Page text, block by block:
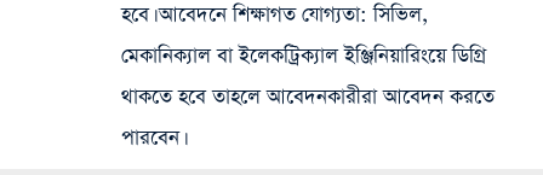
হবে। আবেদনে শিক্ষাগত যোগ্যতা: সিভিল,
মেকানিক্যাল বা ইলেকট্রিক্যাল ইঞ্জিনিয়ারিংয়ে ডিগ্রি
থাকতে হবে তাহলে আবেদনকারীরা আবেদন করতে
পারবেন।